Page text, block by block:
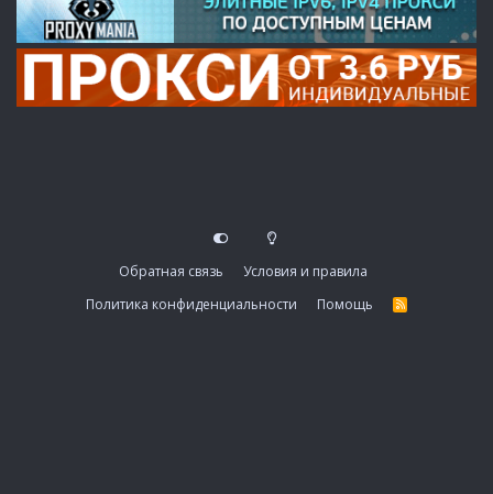
Обратная связь
Условия и правила
Политика конфиденциальности
Помощь
R